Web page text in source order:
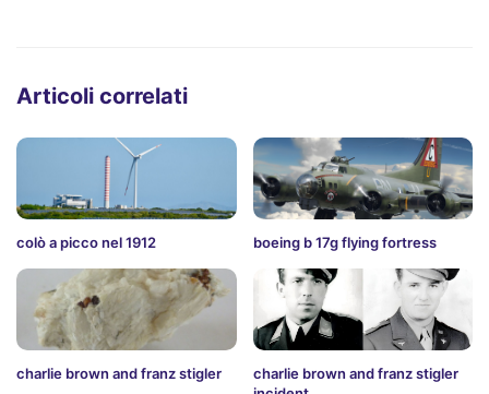
Articoli correlati
colò a picco nel 1912 boeing b 17g flying fortress
charlie brown and franz stigler
charlie brown and franz stigler